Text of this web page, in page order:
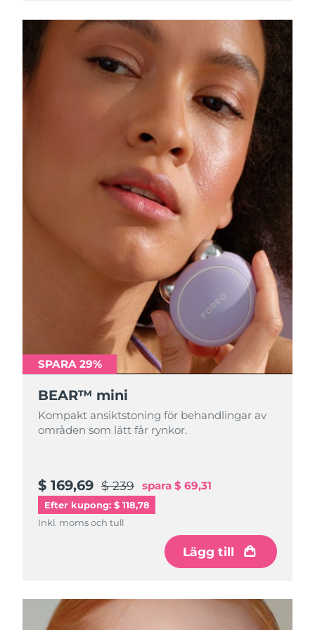
SPARA 29%
BEAR™ mini
Kompakt ansiktstoning för behandlingar av
områden som lätt får rynkor.
$ 169,69 $ 239 spara $ 69,31
Efter kupong: $ 118,78
Inkl. moms och tull
Lägg till
Slovakien Förväntad leverans8/9/26
Slovenien Förväntad leverans 8/9/26
Sydafrika Förväntad leverans8/17/26
Förväntad leverans 8/11/26
Förväntad leverans 8/9/26
Förväntad leverans 8/9/26
Förväntad leverans
Förväntad leverans8/14/26
Förväntad leverans8/13/26
Förväntad leverans 8/10/26
Förenade
Arabemiraten
Förväntad leverans8/10/26
Storbritannien
Vietnam